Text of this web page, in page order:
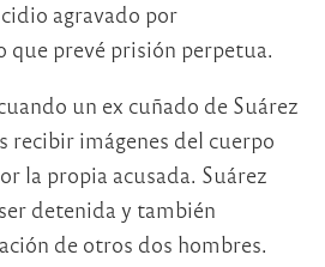
agravado por
que prevé prisión perpetua.
un ex cuñado de Suárez
recibir imágenes del cuerpo
la propia acusada. Suárez
detenida y también
de otros dos hombres.